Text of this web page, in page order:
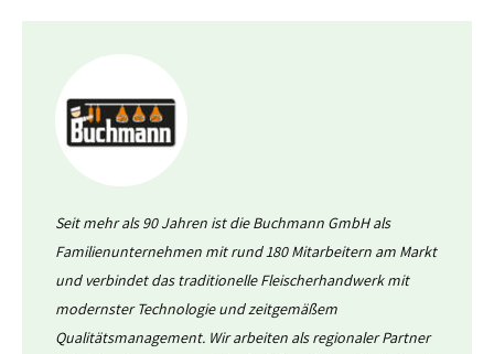
Seit mehr als 90 Jahren ist die Buchmann GmbH als
Familienunternehmen mit rund 180 Mitarbeitern am Markt
und verbindet das traditionelle Fleischerhandwerk mit
modernster Technologie und zeitgemäßem
Qualitätsmanagement. Wir arbeiten als regionaler Partner